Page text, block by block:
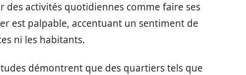
des activités quotidiennes comme faire ses
est palpable, accentuant un sentiment de
ni les habitants.
démontrent que des quartiers tels que